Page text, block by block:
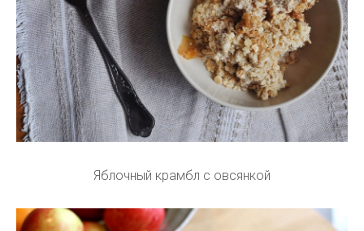
Яблочный крамбл с овсянкой